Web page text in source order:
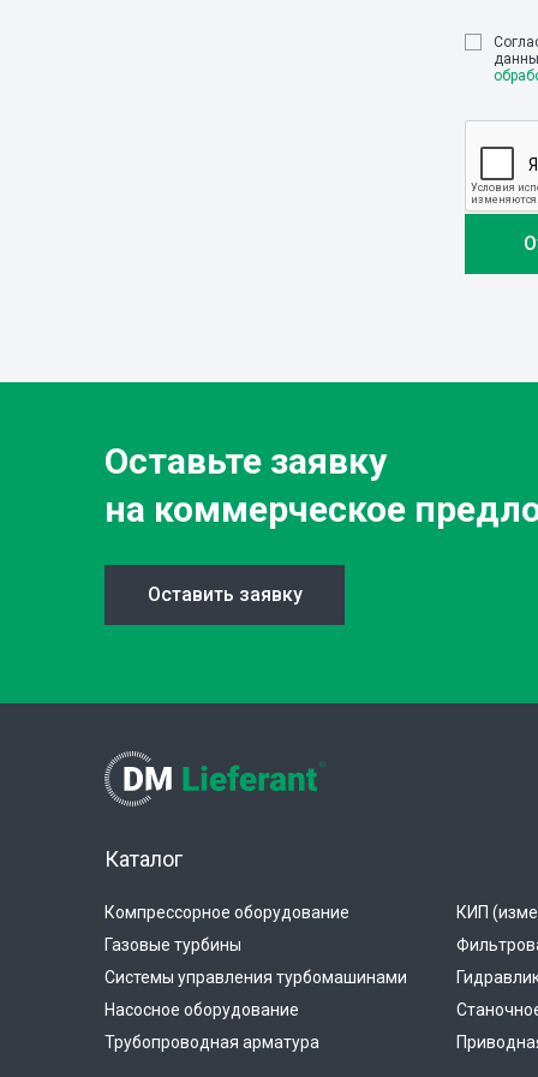
Оставьте заявку
на коммерческое
Оставить заявку
Каталог
Компрессорное оборудование
Газовые турбины
Системы управления турбомашинами
Насосное оборудование
Трубопроводная арматура
КИП